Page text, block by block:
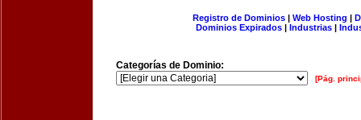
Registro de Dominios| Web Hosting |
Dominios Expirados | Industrias |
Categorías de Dominio:
[Pág.